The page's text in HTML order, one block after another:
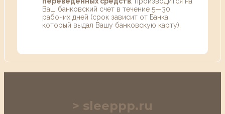
Ваш банковский счет в течение 5—30
рабочих дней (срок зависит от Банка,
который выдал Вашу банковскую карту).
sleeppp.ru